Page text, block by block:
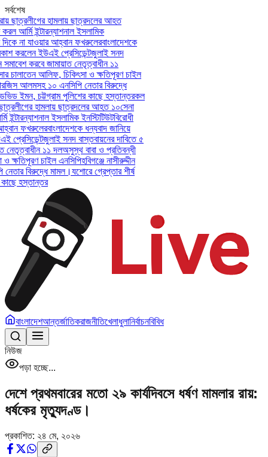
সর্বশেষ
ছাত্রলীগের হামলায় ছাত্রদলের আহত
আর্মি ইন্টারন্যাশনাল ইসলামিক
না যাওয়ার আহ্বান ফখরুলেরবাংলাদেশকে
করলেন ইউএই প্রেসিডেন্টজুলাই সনদ
করবে জামায়াত নেতৃত্বাধীন ১১
আলিফ, চিকিৎসা ও ক্ষতিপূরণ চাইল
আলমসহ ১০ এনসিপি নেতার বিরুদ্ধে
ইমন, চট্টগ্রাম পুলিশের কাছে হস্তান্তরকল
হামলায় ছাত্রদলের আহত ১০সেনা
ইসলামিক ইনস্টিটিউটবিরোধী
ফখরুলেরবাংলাদেশকে ধন্যবাদ জানিয়ে
জুলাই সনদ বাস্তবায়নের দাবিতে ৫
১১ দলঅসুস্থ বাবা ও প্রতিবন্ধী
ক্ষতিপূরণ চাইল এনসিপিহবিগঞ্জে নাসীরুদ্দীন
বিরুদ্ধে মামল।যশোরে গ্রেপ্তার শীর্ষ
হস্তান্তর
বাংলাদেশআন্তর্জাতিকরাজনীতিখেলাধুলানির্বাচনবিবিধ
নিউজ
পড়া হচ্ছে...
দেশে প্রথমবারের মতো ২৯ কার্যদিবসে ধর্ষণ মামলার রায়:
ধর্ষকের মৃত‍্যুদণ্ড।
প্রকাশিত: ২৪ মে, ২০২৬